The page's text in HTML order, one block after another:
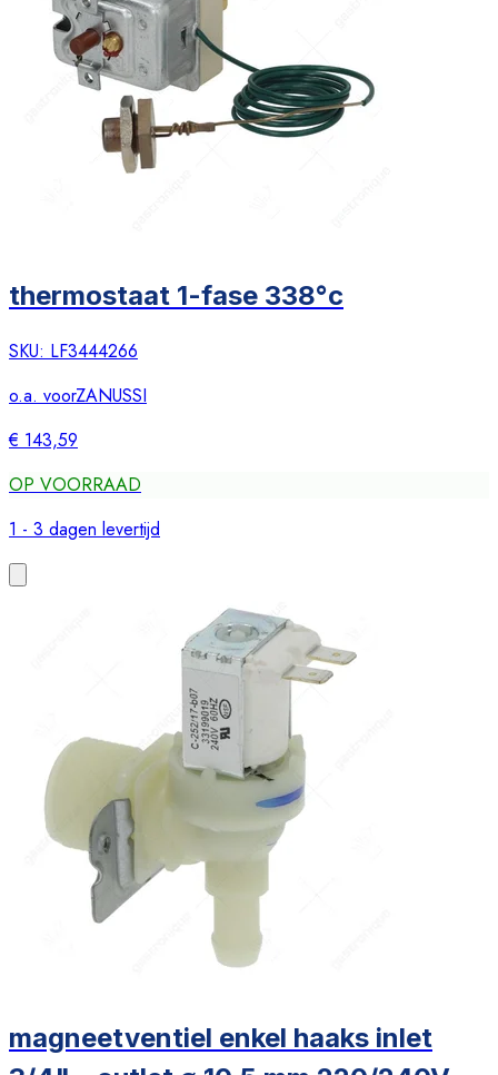
thermostaat 1-fase 338°c
SKU: LF3444266
o.a. voorZANUSSI
€ 143,59
OP VOORRAAD
1 - 3 dagen levertijd
magneetventiel enkel haaks inlet